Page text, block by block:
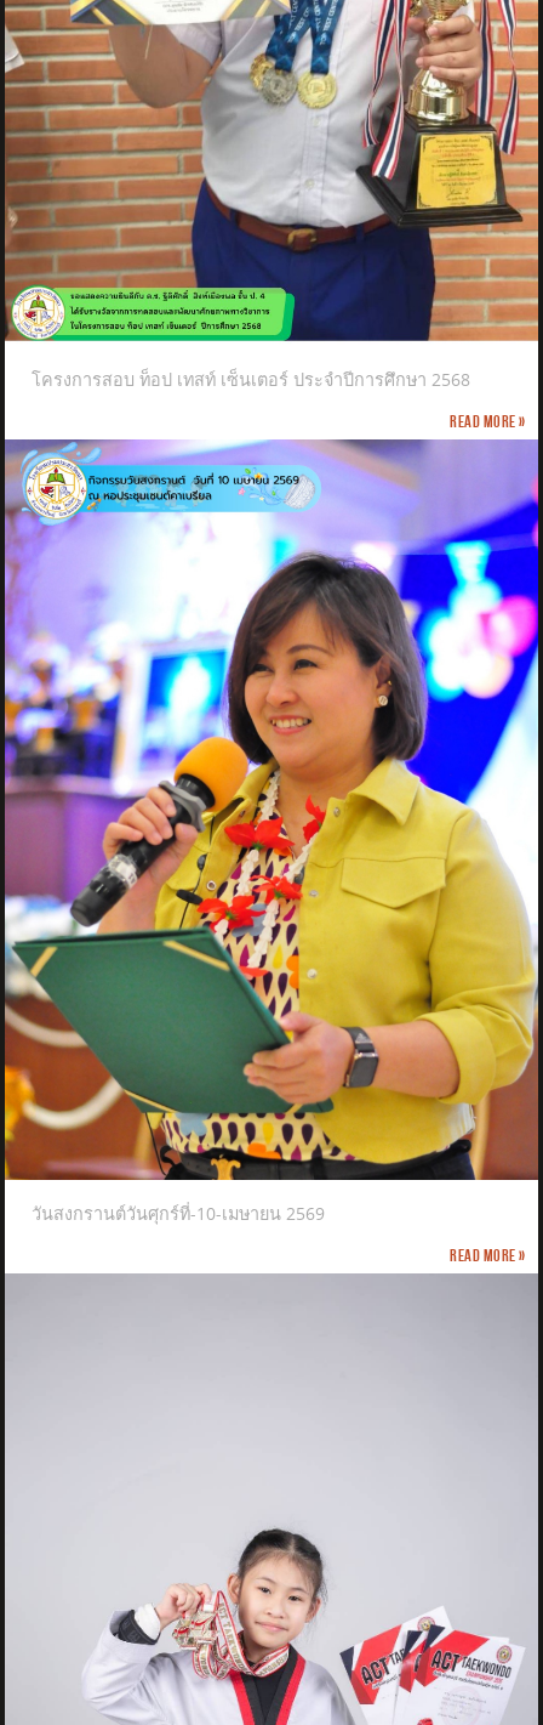
โครงการสอบ ท็อป เทสท์ เซ็นเตอร์ ประจำปีการศึกษา 2568
Read more »
วันสงกรานต์วันศุกร์ที่-10-เมษายน 2569
Read more »